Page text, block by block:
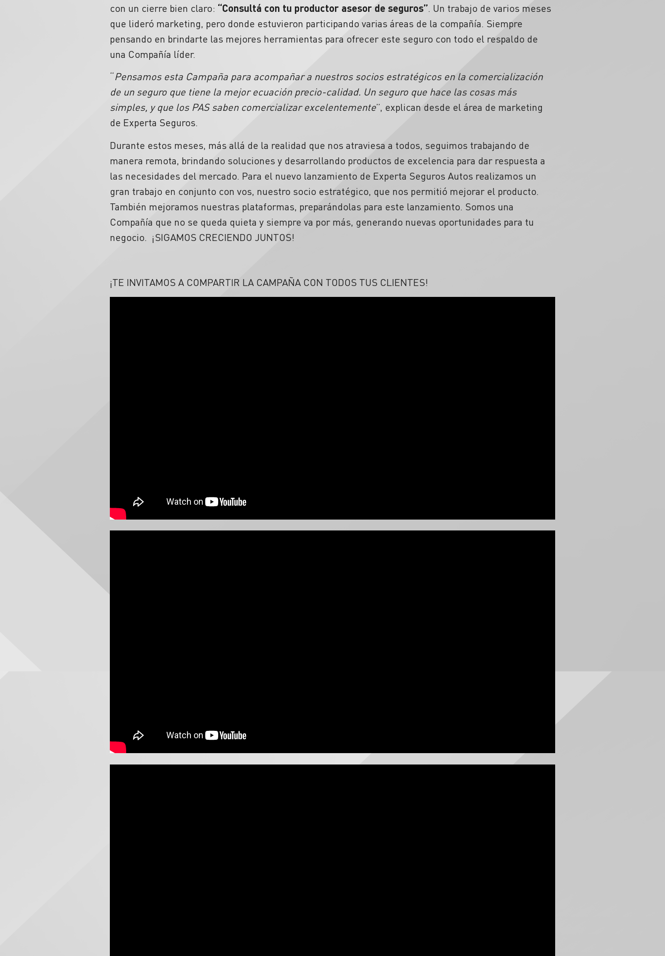
con un cierre bien claro: “Consultá con tu productor asesor de seguros”. Un trabajo de varios meses
que lideró marketing, pero donde estuvieron participando varias áreas de la compañía. Siempre
pensando en brindarte las mejores herramientas para ofrecer este seguro con todo el respaldo de
una Compañía líder.
“Pensamos esta Campaña para acompañar a nuestros socios estratégicos en la comercialización
de un seguro que tiene la mejor ecuación precio-calidad. Un seguro que hace las cosas más
simples, y que los PAS saben comercializar excelentemente”, explican desde el área de marketing
de Experta Seguros.
Durante estos meses, más allá de la realidad que nos atraviesa a todos, seguimos trabajando de
manera remota, brindando soluciones y desarrollando productos de excelencia para dar respuesta a
las necesidades del mercado. Para el nuevo lanzamiento de Experta Seguros Autos realizamos un
gran trabajo en conjunto con vos, nuestro socio estratégico, que nos permitió mejorar el producto.
También mejoramos nuestras plataformas, preparándolas para este lanzamiento. Somos una
Compañía que no se queda quieta y siempre va por más, generando nuevas oportunidades para tu
negocio. ¡SIGAMOS CRECIENDO JUNTOS!
¡TE INVITAMOS A COMPARTIR LA CAMPAÑA CON TODOS TUS CLIENTES!